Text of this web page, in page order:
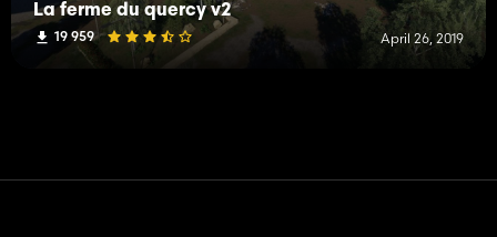
La ferme du quercy v2
19 959 April 26, 2019